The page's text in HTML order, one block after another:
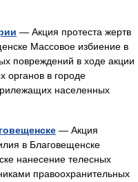
— Акция протеста жертв
Массовое избиение в
повреждений в ходе акции
органов в городе
населенных
— Акция
в Благовещенске
нанесение телесных
правоохранительных